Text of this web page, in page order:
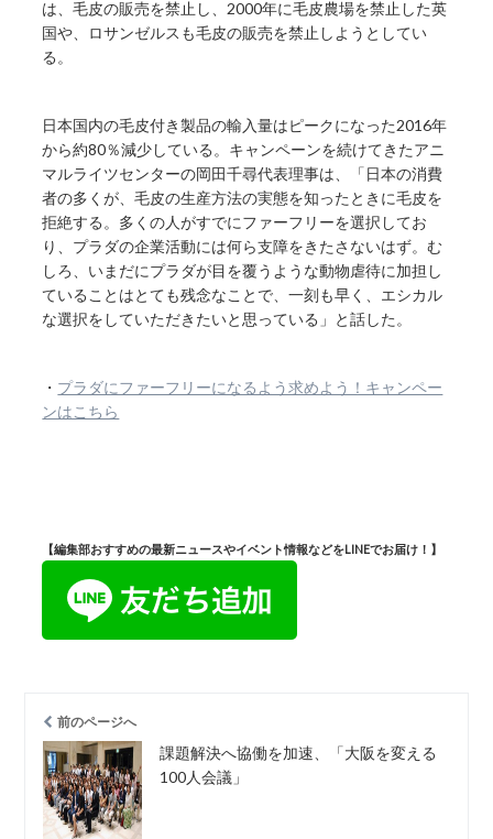
は、毛皮の販売を禁止し、2000年に毛皮農場を禁止した英
国や、ロサンゼルスも毛皮の販売を禁止しようとしてい
る。
日本国内の毛皮付き製品の輸入量はピークになった2016年
から約80％減少している。キャンペーンを続けてきたアニ
マルライツセンターの岡田千尋代表理事は、「日本の消費
者の多くが、毛皮の生産方法の実態を知ったときに毛皮を
拒絶する。多くの人がすでにファーフリーを選択してお
り、プラダの企業活動には何ら支障をきたさないはず。む
しろ、いまだにプラダが目を覆うような動物虐待に加担し
ていることはとても残念なことで、一刻も早く、エシカル
な選択をしていただきたいと思っている」と話した。
・ プラダにファーフリーになるよう求めよう！キャンペー
ンはこちら
【編集部おすすめの最新ニュースやイベント情報などをLINEでお届け！】
前のページへ
課題解決へ協働を加速、「大阪を変える
100人会議」